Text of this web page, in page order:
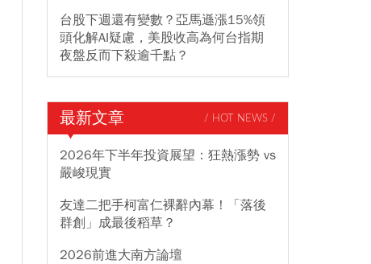
台股下週還有變數？亞馬遜漲15%領
頭化解AI疑慮，美股收高為何台指期
夜盤反而下殺逾千點？
最新文章 / HOT NEWS /
2026年下半年投資展望：狂熱漲勢 vs
嚴峻現實
友達二把手柯富仁裸辭內幕！「落後
群創」成最後稻草？
2026前進大南方論壇